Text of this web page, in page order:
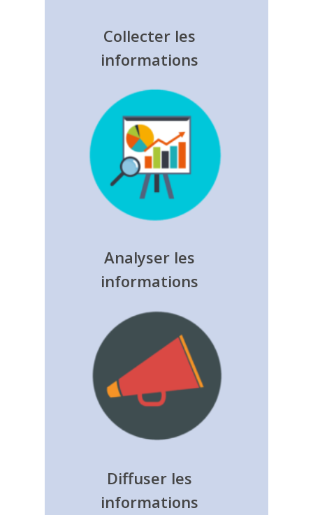
Collecter les
informations
Analyser les
informations
Diffuser les
informations